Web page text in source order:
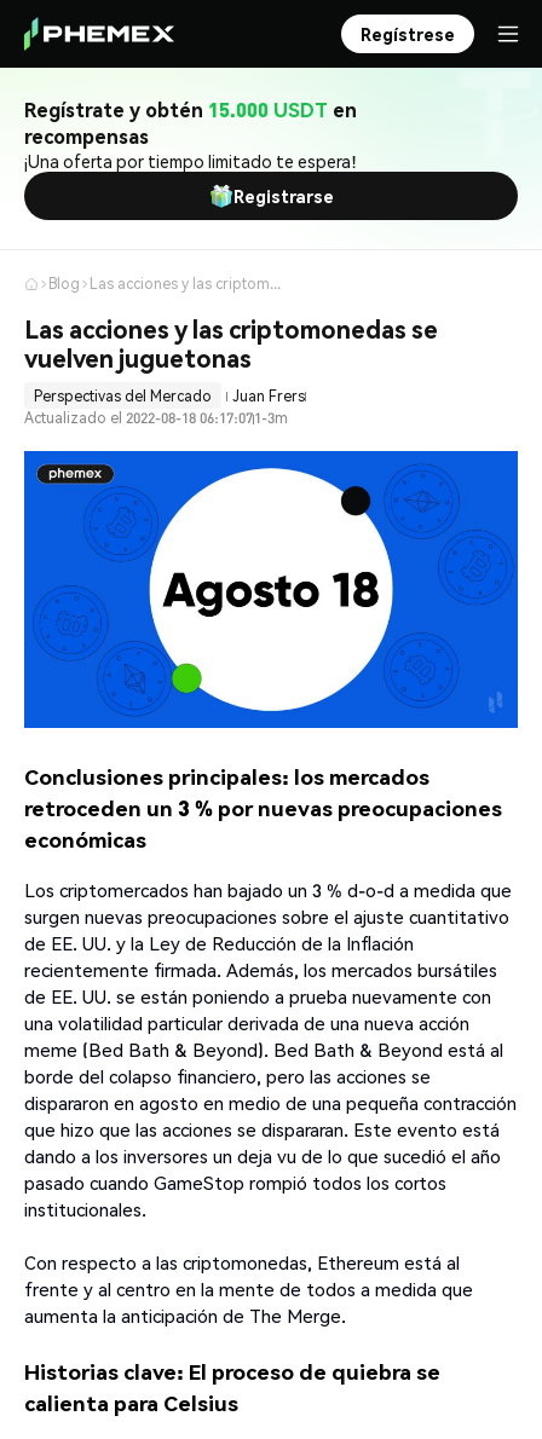
Regístrese
Regístrate y obtén 15.000 USDT en
recompensas
¡Una oferta por tiempo limitado te espera!
Registrarse
Blog Las acciones y las criptomonedas se vuelven juguetonas
Las acciones y las criptomonedas se
vuelven juguetonas
Perspectivas del Mercado
Juan Frers
Actualizado el 2022-08-18 06:17:071-3m
Conclusiones principales: los mercados
retroceden un 3 % por nuevas preocupaciones
económicas
Los criptomercados han bajado un 3 % d-o-d a medida que
surgen nuevas preocupaciones sobre el ajuste cuantitativo
de EE. UU. y la Ley de Reducción de la Inflación
recientemente firmada. Además, los mercados bursátiles
de EE. UU. se están poniendo a prueba nuevamente con
una volatilidad particular derivada de una nueva acción
meme (Bed Bath & Beyond). Bed Bath & Beyond está al
borde del colapso financiero, pero las acciones se
dispararon en agosto en medio de una pequeña contracción
que hizo que las acciones se dispararan. Este evento está
dando a los inversores un deja vu de lo que sucedió el año
pasado cuando GameStop rompió todos los cortos
institucionales.
Con respecto a las criptomonedas, Ethereum está al
frente y al centro en la mente de todos a medida que
aumenta la anticipación de The Merge.
Historias clave: El proceso de quiebra se
calienta para Celsius